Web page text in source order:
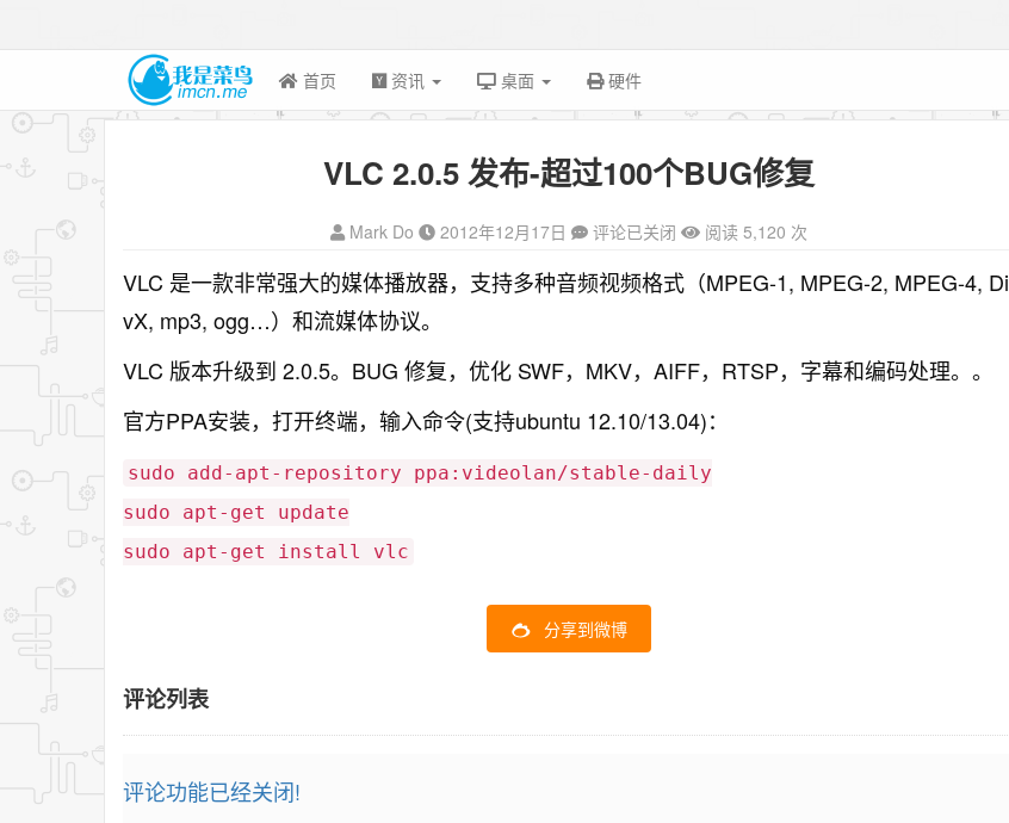
首页 资讯 桌面 硬件
VLC 2.0.5 发布-超过100个BUG修复
Mark Do 2012年12月17日 评论已关闭 阅读 5,120 次
VLC 是一款非常强大的媒体播放器，支持多种音频视频格式（MPEG-1, MPEG-2, MPEG-4, Di
vX, mp3, ogg…）和流媒体协议。
VLC 版本升级到 2.0.5。BUG 修复，优化 SWF，MKV，AIFF，RTSP，字幕和编码处理。。
官方PPA安装，打开终端，输入命令(支持ubuntu 12.10/13.04)：
sudo add-apt-repository ppa:videolan/stable-daily
sudo apt-get update
sudo apt-get install vlc
分享到微博
评论列表
评论功能已经关闭!